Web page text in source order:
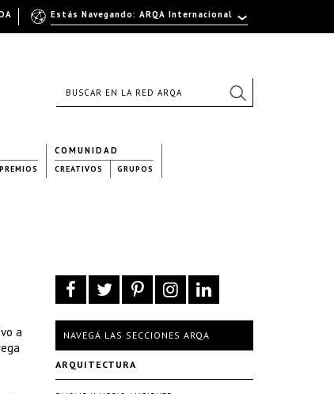
PREMIOS
COMUNIDAD
CREATIVOS GRUPOS
a
NAVEGÁ LAS SECCIONES ARQA
ARQUITECTURA
Estás Navegando: ARQA Internacional